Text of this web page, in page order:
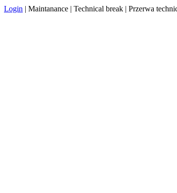
Login | Maintanance | Technical break | Przerwa